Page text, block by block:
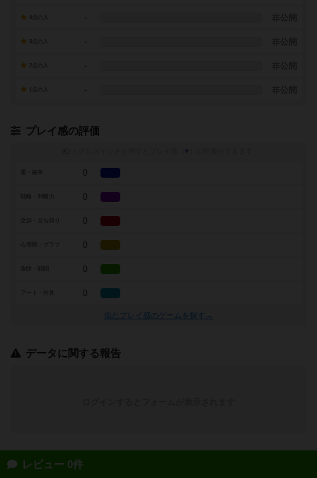
- 非公開
- 非公開
- 非公開
- 非公開
プレイ感の評価
※
0
戦略・判断力 0
0
0
0
アート・外見 0
似たプレイ感のゲームを探す→
データに関する報告
レビュー 0件